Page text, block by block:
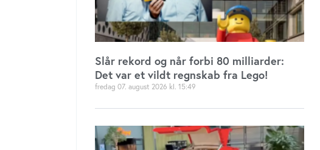
Slår rekord og når forbi 80 milliarder:
Det var et vildt regnskab fra Lego!
fredag 07. august 2026 15:49